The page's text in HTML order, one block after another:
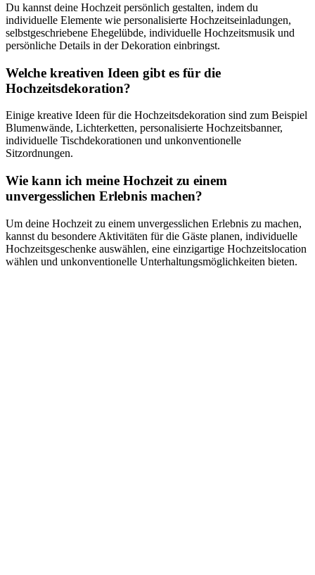
Du kannst deine Hochzeit persönlich gestalten, indem du
individuelle Elemente wie personalisierte Hochzeitseinladungen,
selbstgeschriebene Ehegelübde, individuelle Hochzeitsmusik und
persönliche Details in der Dekoration einbringst.
Welche kreativen Ideen gibt es für die
Hochzeitsdekoration?
Einige kreative Ideen für die Hochzeitsdekoration sind zum Beispiel
Blumenwände, Lichterketten, personalisierte Hochzeitsbanner,
individuelle Tischdekorationen und unkonventionelle
Sitzordnungen.
Wie kann ich meine Hochzeit zu einem
unvergesslichen Erlebnis machen?
Um deine Hochzeit zu einem unvergesslichen Erlebnis zu machen,
kannst du besondere Aktivitäten für die Gäste planen, individuelle
Hochzeitsgeschenke auswählen, eine einzigartige Hochzeitslocation
wählen und unkonventionelle Unterhaltungsmöglichkeiten bieten.